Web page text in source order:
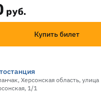
руб.
Купить билет
Херсонская область, улица
1/1